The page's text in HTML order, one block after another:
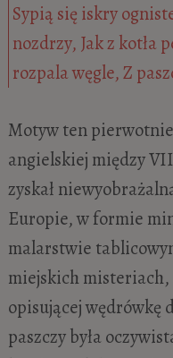
Sypią się iskry
nozdrzy, Jak z kotła
rozpala węgle, Z
Motyw ten
angielskiej między
zyskał
Europie, w formie
malarstwie
miejskich
opisującej wędrówkę
paszczy była